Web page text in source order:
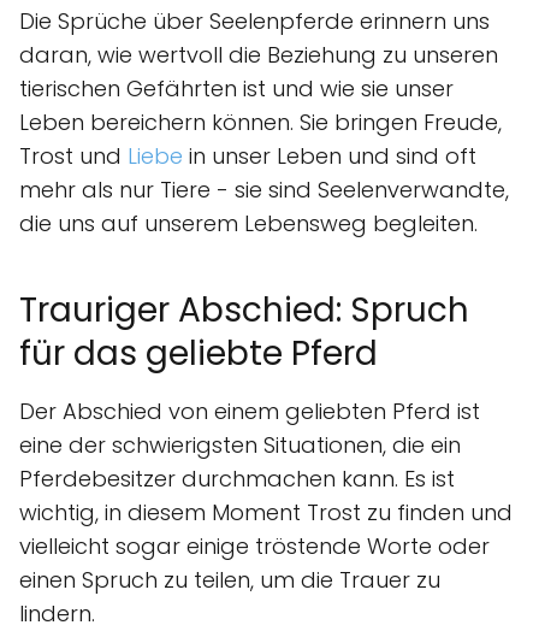
Die Sprüche über Seelenpferde erinnern uns
daran, wie wertvoll die Beziehung zu unseren
tierischen Gefährten ist und wie sie unser
Leben bereichern können. Sie bringen Freude,
Trost und Liebe in unser Leben und sind oft
mehr als nur Tiere - sie sind Seelenverwandte,
die uns auf unserem Lebensweg begleiten.
Trauriger Abschied: Spruch
für das geliebte Pferd
Der Abschied von einem geliebten Pferd ist
eine der schwierigsten Situationen, die ein
Pferdebesitzer durchmachen kann. Es ist
wichtig, in diesem Moment Trost zu finden und
vielleicht sogar einige tröstende Worte oder
einen Spruch zu teilen, um die Trauer zu
lindern.